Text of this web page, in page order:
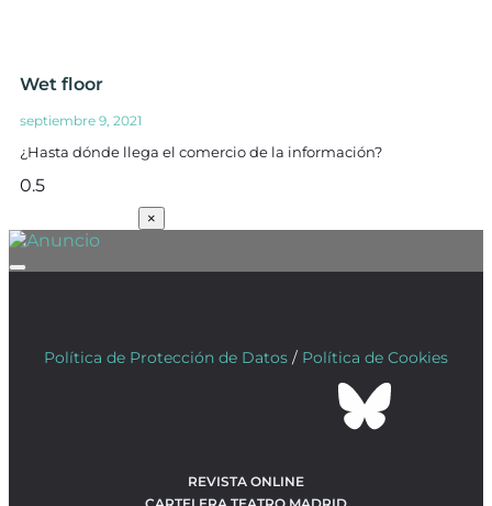
Wet floor
septiembre 9, 2021
¿Hasta dónde llega el comercio de la información?
×
Política de Protección de Datos / Política de Cookies
REVISTA ONLINE